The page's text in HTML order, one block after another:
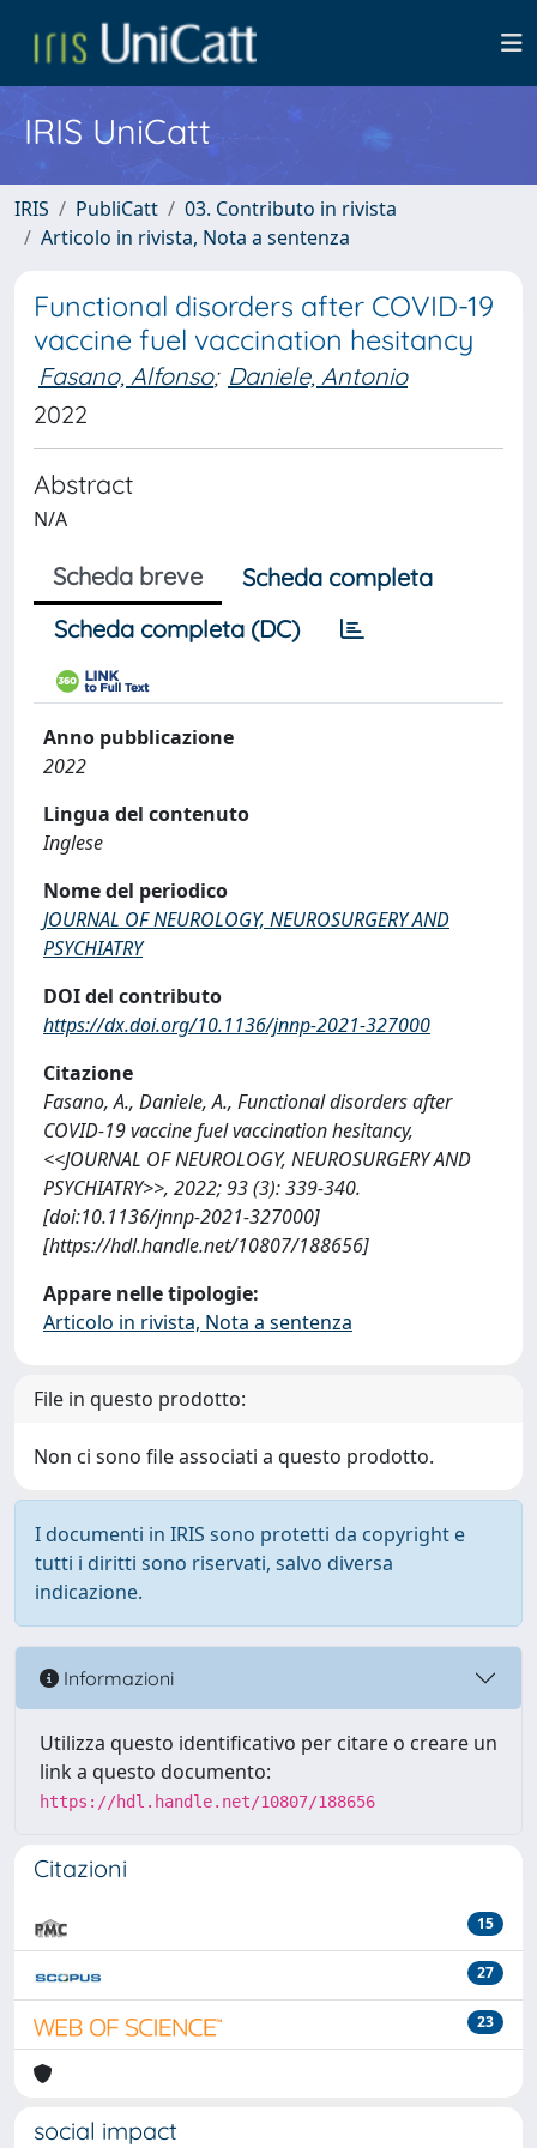
IRIS UniCatt
IRIS PubliCatt
03. Contributo in rivista
Articolo in rivista, Nota a sentenza
Functional disorders after COVID-19
vaccine fuel vaccination hesitancy
Fasano, Alfonso; Daniele, Antonio
2022
Abstract
N/A
Scheda breve
Scheda completa
Scheda completa (DC)
Anno pubblicazione
2022
Lingua del contenuto
Inglese
Nome del periodico
JOURNAL OF NEUROLOGY, NEUROSURGERY AND
PSYCHIATRY
DOI del contributo
https://dx.doi.org/10.1136/jnnp-2021-327000
Citazione
Fasano, A., Daniele, A., Functional disorders after
COVID-19 vaccine fuel vaccination hesitancy,
<<JOURNAL OF NEUROLOGY, NEUROSURGERY AND
PSYCHIATRY>>, 2022; 93 (3): 339-340.
[doi:10.1136/jnnp-2021-327000]
[https://hdl.handle.net/10807/188656]
Appare nelle tipologie:
Articolo in rivista, Nota a sentenza
File in questo prodotto:
Non ci sono file associati a questo prodotto.
I documenti in IRIS sono protetti da copyright e
tutti i diritti sono riservati, salvo diversa
indicazione.
Informazioni
Utilizza questo identificativo per citare o creare un
link a questo documento:
https://hdl.handle.net/10807/188656
Citazioni
15
27
23
social impact